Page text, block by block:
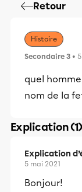
Retour
Histoire
Secondaire 3 •
quel
nom de la
Explication (1)
Explication
5 mai 2021
Bonjour!